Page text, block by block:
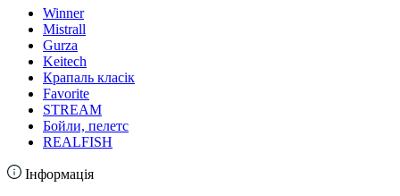
Winner
Mistrall
Gurza
Keitech
Крапаль класік
Favorite
STREAM
Бойли, пелетс
REALFISH
Інформація